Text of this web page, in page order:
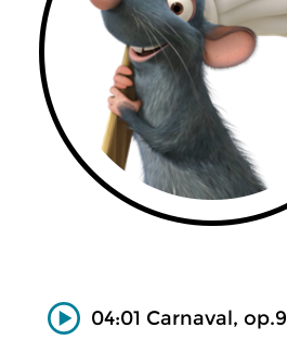
04:01 Carnaval, op.9